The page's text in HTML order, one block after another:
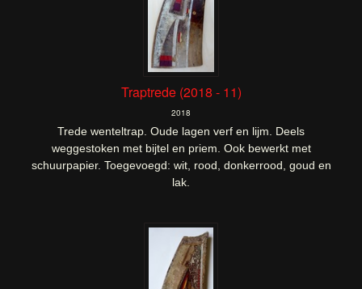
Traptrede (2018 - 11)
2018
Trede wenteltrap. Oude lagen verf en lijm. Deels
weggestoken met bijtel en priem. Ook bewerkt met
schuurpapier. Toegevoegd: wit, rood, donkerrood, goud en
lak.